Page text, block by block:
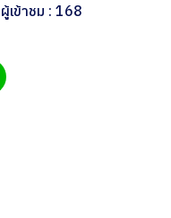
เข้าชม : 168